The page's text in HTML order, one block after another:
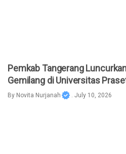
Pemkab Tangerang
Gemilang di Universitas
By Novita Nurjanah . July 10, 2026